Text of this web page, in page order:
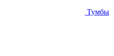
Тумбы